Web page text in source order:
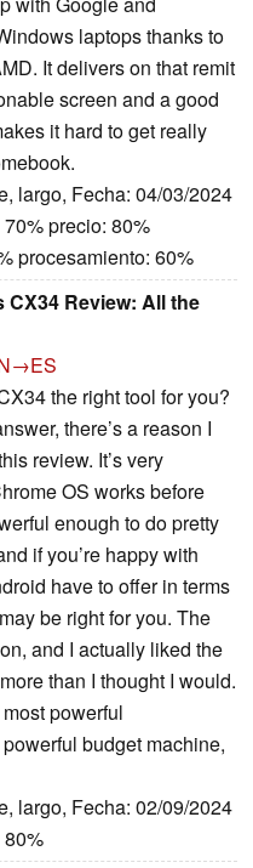
laptops thanks to
It delivers on that remit
screen and a good
it hard to get really
largo, Fecha: 04/03/2024
70% precio: 80%
procesamiento: 60%
Review: All the
the right tool for you?
there’s a reason I
review. It’s very
OS works before
enough to do pretty
if you’re happy with
have to offer in terms
be right for you. The
and I actually liked the
than I thought I would.
powerful
budget machine,
largo, Fecha: 02/09/2024
80%